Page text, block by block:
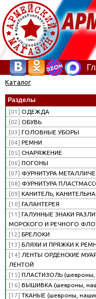
Каталог
Разделы
[01] ОДЕЖДА
[02] ОБУВЬ
[03] ГОЛОВНЫЕ УБОРЫ
[04] РЕМНИ
[05] СНАРЯЖЕНИЕ
[06] ПОГОНЫ
[07] ФУРНИТУРА
[08] ФУРНИТУРА
[09] КАНИТЕЛЬ,
[10] ГАЛАНТЕРЕЯ
[11] ГАЛУННЫЕ ЗНАКИ
МОРСКОГО И РЕЧНОГО
[12] БРЕЛОКИ
[13] БЛЯХИ И ПРЯЖКИ К
[14] ЛЕНТЫ ОРДЕНСКИЕ
ЛЕНТОЙ
[15] ПЛАСТИЗОЛЬ (шевроны,
[16] ВЫШИВКА (шевроны,
[17] ТКАНЫЕ (шевроны,